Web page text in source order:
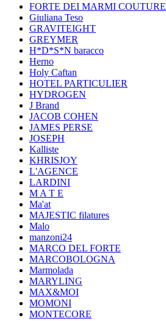
FORTE DEI MARMI COUTURE
Giuliana Teso
GRAVITEIGHT
GREYMER
H*D*S*N baracco
Herno
Holy Caftan
HOTEL PARTICULIER
HYDROGEN
J Brand
JACOB COHEN
JAMES PERSE
JOSEPH
Kalliste
KHRISJOY
L'AGENCE
LARDINI
M A T E
Ma'at
MAJESTIC filatures
Malo
manzoni24
MARCO DEL FORTE
MARCOBOLOGNA
Marmolada
MARYLING
MAX&MOI
MOMONI
MONTECORE